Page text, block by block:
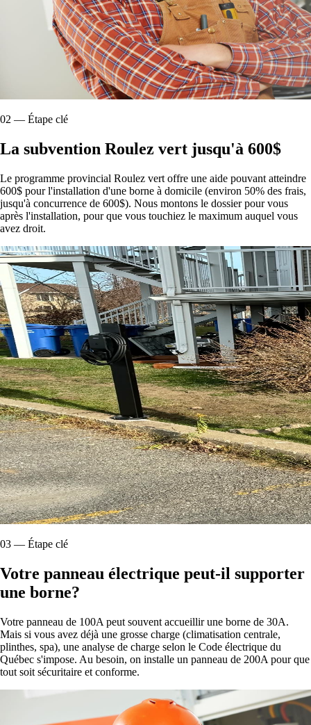
02 — Étape clé
La subvention Roulez vert jusqu'à 600$
Le programme provincial Roulez vert offre une aide pouvant atteindre
600$ pour l'installation d'une borne à domicile (environ 50% des frais,
jusqu'à concurrence de 600$). Nous montons le dossier pour vous
après l'installation, pour que vous touchiez le maximum auquel vous
avez droit.
03 — Étape clé
Votre panneau électrique peut-il supporter
une borne?
Votre panneau de 100A peut souvent accueillir une borne de 30A.
Mais si vous avez déjà une grosse charge (climatisation centrale,
plinthes, spa), une analyse de charge selon le Code électrique du
Québec s'impose. Au besoin, on installe un panneau de 200A pour que
tout soit sécuritaire et conforme.